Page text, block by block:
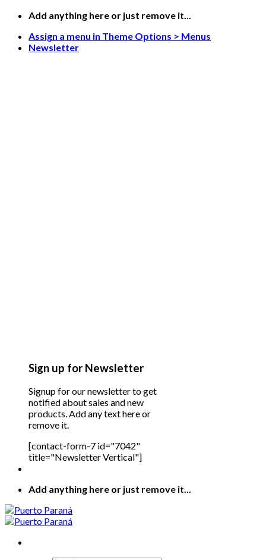
Saltar
contenido
Add anything here or just remove it...
Assign a menu in Theme Options > Menus
Newsletter
Sign up for Newsletter
Signup for our newsletter to get
notified about sales and new
products. Add any text here or
remove it.
[contact-form-7 id="7042"
title="Newsletter Vertical"]
Add anything here or just remove it...